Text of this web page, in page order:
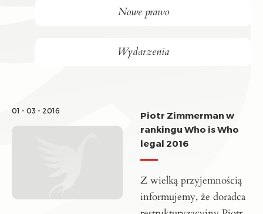
Nowe prawo
Wydarzenia
01 - 03 - 2016
Piotr Zimmerman w
rankingu Who is Who
legal 2016
Z wielką przyjemnością
informujemy, że doradca